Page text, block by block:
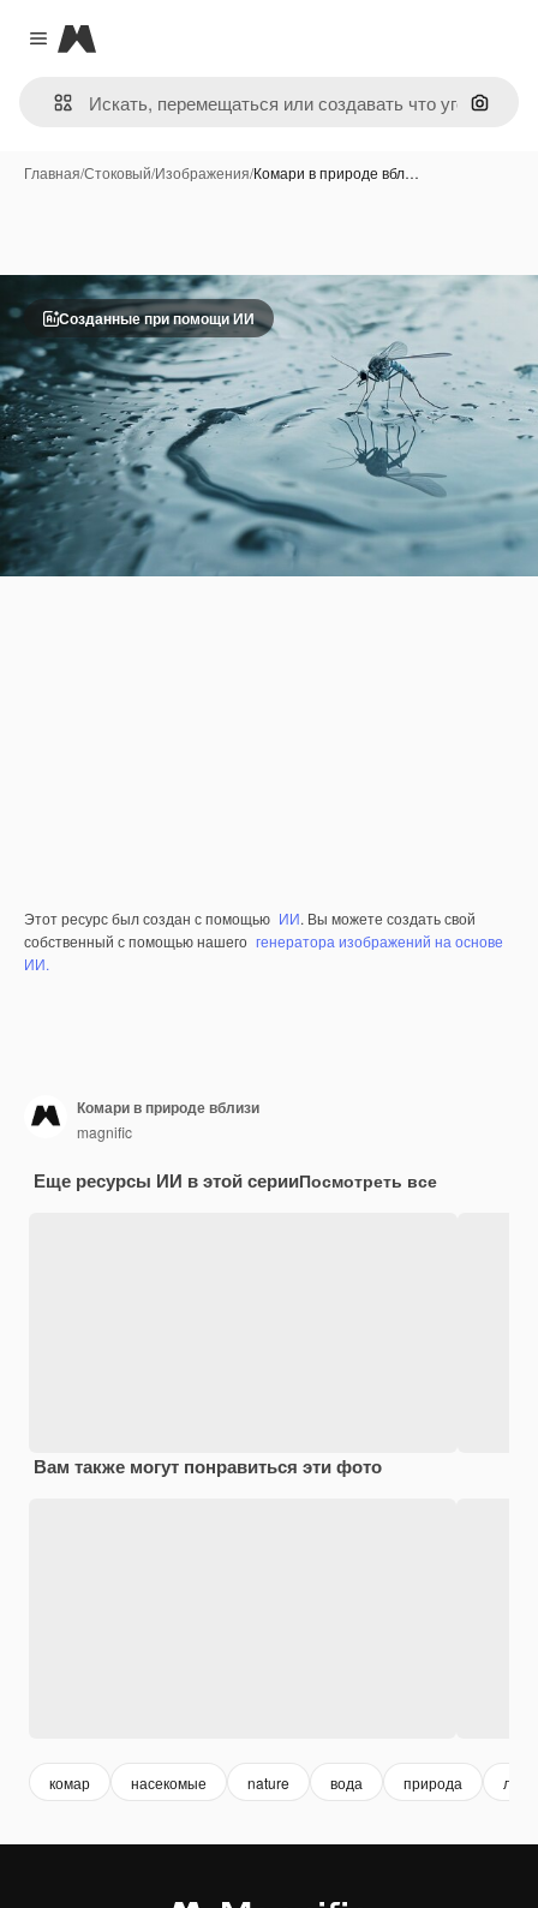
Close menu
Magnific
Поиск
Главная/Стоковый/Изображения/Комари в природе вбл…
Созданные при помощи ИИ
Этот ресурс был создан с помощью ИИ. Вы можете создать свой
собственный с помощью нашего генератора изображений на основе
ИИ.
Комари в природе вблизи
magnific
Еще ресурсы ИИ в этой серииПосмотреть все
Вам также могут понравиться эти фото
комар насекомые nature вода природа